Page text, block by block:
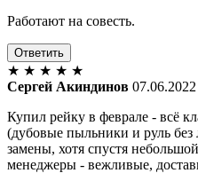
Работают на совесть.
Ответить
★ ★ ★ ★ ★
Сергей Акиндинов 07.06.2022
Купил рейку в феврале - всё
(дубовые пыльники и руль
замены, хотя спустя
менеджеры - вежливые,